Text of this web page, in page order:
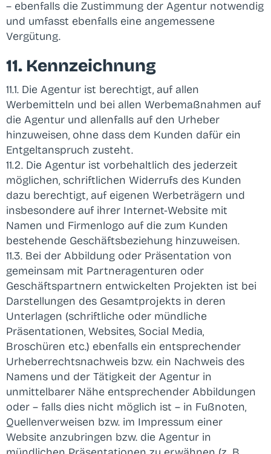
– ebenfalls die Zustimmung der Agentur notwendig
und umfasst ebenfalls eine angemessene
Vergütung.
11. Kennzeichnung
11.1. Die Agentur ist berechtigt, auf allen
Werbemitteln und bei allen Werbemaßnahmen auf
die Agentur und allenfalls auf den Urheber
hinzuweisen, ohne dass dem Kunden dafür ein
Entgeltanspruch zusteht.
11.2. Die Agentur ist vorbehaltlich des jederzeit
möglichen, schriftlichen Widerrufs des Kunden
dazu berechtigt, auf eigenen Werbeträgern und
insbesondere auf ihrer Internet-Website mit
Namen und Firmenlogo auf die zum Kunden
bestehende Geschäftsbeziehung hinzuweisen.
11.3. Bei der Abbildung oder Präsentation von
gemeinsam mit Partneragenturen oder
Geschäftspartnern entwickelten Projekten ist bei
Darstellungen des Gesamtprojekts in deren
Unterlagen (schriftliche oder mündliche
Präsentationen, Websites, Social Media,
Broschüren etc.) ebenfalls ein entsprechender
Urheberrechtsnachweis bzw. ein Nachweis des
Namens und der Tätigkeit der Agentur in
unmittelbarer Nähe entsprechender Abbildungen
oder – falls dies nicht möglich ist – in Fußnoten,
Quellenverweisen bzw. im Impressum einer
Website anzubringen bzw. die Agentur in